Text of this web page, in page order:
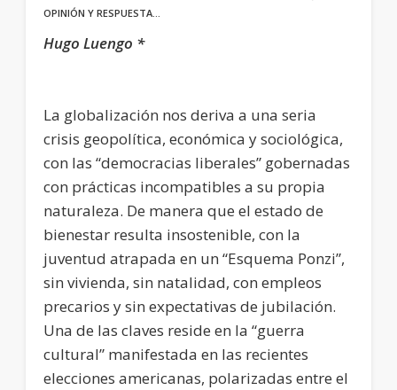
OPINIÓN Y RESPUESTA…
Hugo Luengo *
La globalización nos deriva a una seria
crisis geopolítica, económica y sociológica,
con las “democracias liberales” gobernadas
con prácticas incompatibles a su propia
naturaleza. De manera que el estado de
bienestar resulta insostenible, con la
juventud atrapada en un “Esquema Ponzi”,
sin vivienda, sin natalidad, con empleos
precarios y sin expectativas de jubilación.
Una de las claves reside en la “guerra
cultural” manifestada en las recientes
elecciones americanas, polarizadas entre el